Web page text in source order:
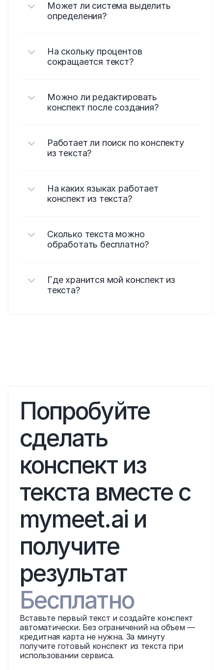
Может ли система выделить
определения?
На скольку процентов
сокращается текст?
Можно ли редактировать
конспект после создания?
Работает ли поиск по конспекту
из текста?
На каких языках работает
конспект из текста?
Сколько текста можно
обработать бесплатно?
Где хранится мой конспект из
текста?
Попробуйте
сделать
конспект из
текста вместе с
mymeet.ai и
получите
результат
Бесплатно
Вставьте первый текст и создайте конспект
автоматически. Без ограничений на объем —
кредитная карта не нужна. За минуту
получите готовый конспект из текста при
использовании сервиса.